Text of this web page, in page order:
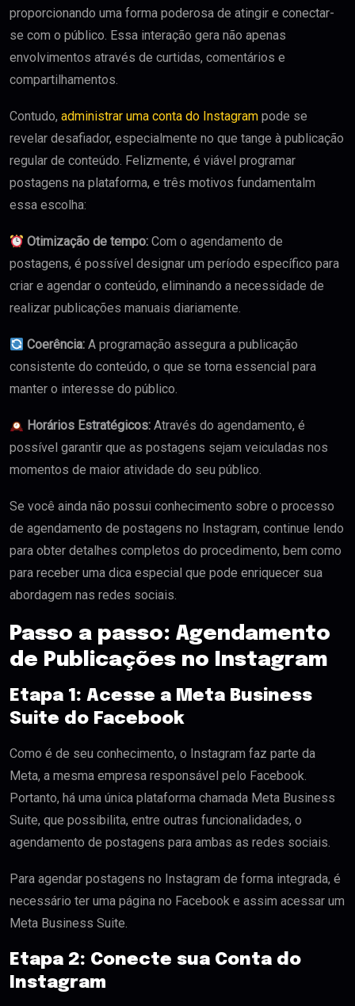
proporcionando uma forma poderosa de atingir e conectar-
se com o público. Essa interação gera não apenas
envolvimentos através de curtidas, comentários e
compartilhamentos.
Contudo, administrar uma conta do Instagram pode se
revelar desafiador, especialmente no que tange à publicação
regular de conteúdo. Felizmente, é viável programar
postagens na plataforma, e três motivos fundamentalm
essa escolha:
Otimização de tempo: Com o agendamento de
postagens, é possível designar um período específico para
criar e agendar o conteúdo, eliminando a necessidade de
realizar publicações manuais diariamente.
Coerência: A programação assegura a publicação
consistente do conteúdo, o que se torna essencial para
manter o interesse do público.
Horários Estratégicos: Através do agendamento, é
possível garantir que as postagens sejam veiculadas nos
momentos de maior atividade do seu público.
Se você ainda não possui conhecimento sobre o processo
de agendamento de postagens no Instagram, continue lendo
para obter detalhes completos do procedimento, bem como
para receber uma dica especial que pode enriquecer sua
abordagem nas redes sociais.
Passo a passo: Agendamento
de Publicações no Instagram
Etapa 1: Acesse a Meta Business
Suite do Facebook
Como é de seu conhecimento, o Instagram faz parte da
Meta, a mesma empresa responsável pelo Facebook.
Portanto, há uma única plataforma chamada Meta Business
Suite, que possibilita, entre outras funcionalidades, o
agendamento de postagens para ambas as redes sociais.
Para agendar postagens no Instagram de forma integrada, é
necessário ter uma página no Facebook e assim acessar um
Meta Business Suite.
Etapa 2: Conecte sua Conta do
Instagram